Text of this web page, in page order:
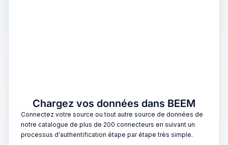
Chargez vos données dans BEEM
Connectez votre source ou tout autre source de données de
notre catalogue de plus de 200 connecteurs en suivant un
processus d'authentification étape par étape très simple.